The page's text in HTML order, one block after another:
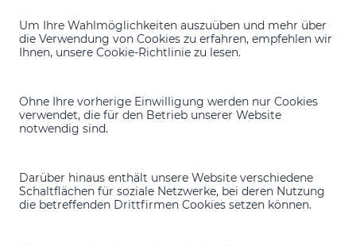
Um Ihre Wahlmöglichkeiten auszuüben und mehr über
die Verwendung von Cookies zu erfahren, empfehlen wir
Ihnen, unsere Cookie-Richtlinie zu lesen.
Ohne Ihre vorherige Einwilligung werden nur Cookies
verwendet, die für den Betrieb unserer Website
notwendig sind.
Darüber hinaus enthält unsere Website verschiedene
Schaltflächen für soziale Netzwerke, bei deren Nutzung
die betreffenden Drittfirmen Cookies setzen können.